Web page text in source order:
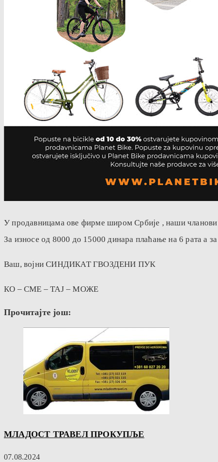
У продавницама ове фирме широм Србије , наши чланови
За износе од 8000 до 15000 динара плаћање на 6 рата а
Ваш, војни СИНДИКАТ ГВОЗДЕНИ ПУК
КО – СМЕ – ТАЈ – МОЖЕ
Прочитајте још:
МЛАДОСТ ТРАВЕЛ ПРОКУПЉЕ
07.08.2024